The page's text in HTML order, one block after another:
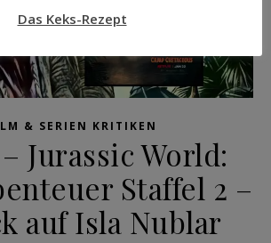
& SERIEN KRITIKEN
Jurassic World:
Staffel 2 –
auf Isla Nublar
Das Keks-Rezept